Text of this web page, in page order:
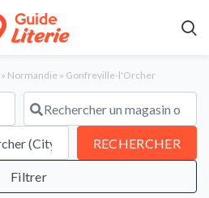
» Normandie » Gonfreville-l'Orcher
Rechercher un magasin ou une
RECHERCHER